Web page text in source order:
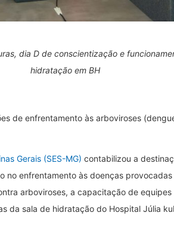
dia D de conscientização e
hidratação em BH
de enfrentamento às arboviroses
Gerais (SES-MG) contabilizou a
no enfrentamento às doenças
arboviroses, a capacitação de equipes
da sala de hidratação do Hospital Júlia